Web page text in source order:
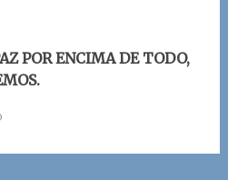
POR ENCIMA DE TODO,